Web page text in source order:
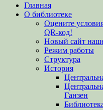
вверх
Главная
О библиотеке
Оцените
QR-код!
Новый сайт
Режим работы
Структура
История
Ганзен